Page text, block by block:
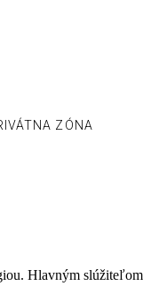
ZÓNA
Hlavným